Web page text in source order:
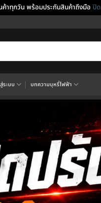
าทุกวัน พร้อมประกันสินค้าถึงมือ ปิด
ระบบ บทความบุหรี่ไฟฟ้า